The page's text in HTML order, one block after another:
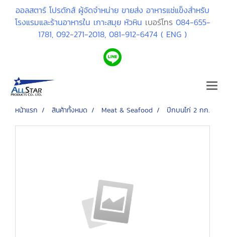
ออลสตาร์ โปรดักส์ ผู้จัดจำหน่าย ขายส่ง อาหารแช่แข็งสำหรับ
โรงแรมและร้านอาหารใน เกาะสมุย หัวหิน เบอร์โทร 084-655-
1781, 092-271-2018, 081-912-6474 ( ENG )
หน้าแรก สินค้าทั้งหมด Meat & Seafood ปีกบนไก่ 2 กก.